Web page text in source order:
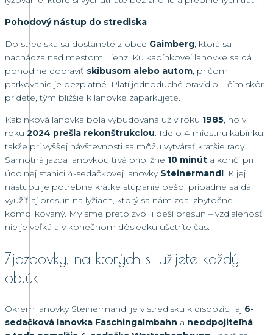
Pohodový nástup do strediska
Do strediska sa dostanete z obce Gaimberg , ktorá sa
nachádza nad mestom Lienz. Ku kabínkovej lanovke sa dá
pohodlne dopraviť skibusom alebo autom , pričom
parkovanie je bezplatné. Platí jednoduché pravidlo – čím skôr
prídete, tým bližšie k lanovke zaparkujete.
Kabínková lanovka bola vybudovaná už v roku 1985 , no v
roku 2024 prešla rekonštrukciou . Ide o 4-miestnu kabínku,
takže pri vyššej návštevnosti sa môžu vytvárať kratšie rady.
Samotná jazda lanovkou trvá približne 10 minút a končí pri
údolnej stanici 4-sedačkovej lanovky Steinermandl . K jej
nástupu je potrebné krátke stúpanie pešo, prípadne sa dá
využiť aj presun na lyžiach, ktorý sa nám zdal zbytočne
komplikovaný. My sme preto zvolili peší presun – vzdialenosť
nie je veľká a v konečnom dôsledku ušetríte čas.
Zjazdovky, na ktorých si užijete každý
oblúk
Okrem lanovky Steinermandl je v stredisku k dispozícii aj 6-
sedačková lanovka Faschingalmbahn a neodpojiteľná